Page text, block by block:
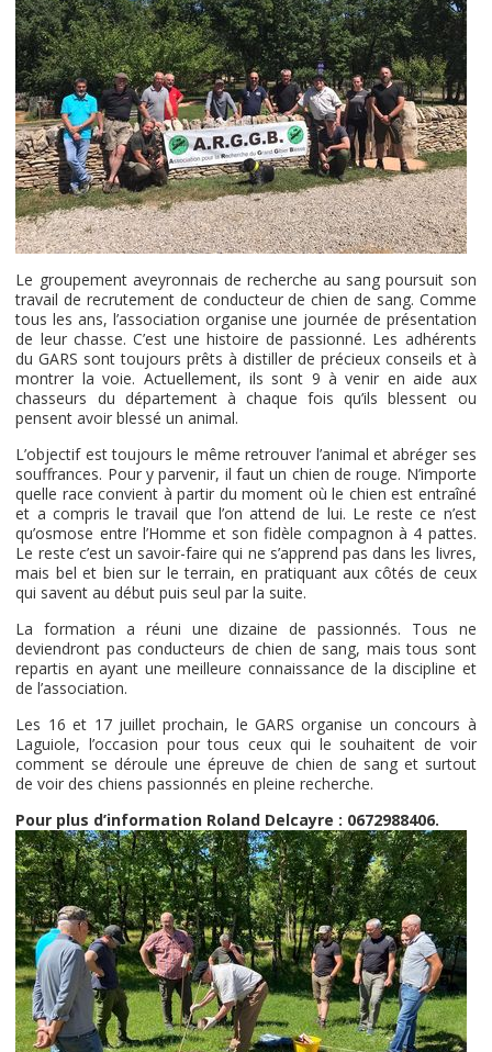
Le groupement aveyronnais de recherche au sang poursuit son
travail de recrutement de conducteur de chien de sang. Comme
tous les ans, l’association organise une journée de présentation
de leur chasse. C’est une histoire de passionné. Les adhérents
du GARS sont toujours prêts à distiller de précieux conseils et à
montrer la voie. Actuellement, ils sont 9 à venir en aide aux
chasseurs du département à chaque fois qu’ils blessent ou
pensent avoir blessé un animal.
L’objectif est toujours le même retrouver l’animal et abréger ses
souffrances. Pour y parvenir, il faut un chien de rouge. N’importe
quelle race convient à partir du moment où le chien est entraîné
et a compris le travail que l’on attend de lui. Le reste ce n’est
qu’osmose entre l’Homme et son fidèle compagnon à 4 pattes.
Le reste c’est un savoir-faire qui ne s’apprend pas dans les livres,
mais bel et bien sur le terrain, en pratiquant aux côtés de ceux
qui savent au début puis seul par la suite.
La formation a réuni une dizaine de passionnés. Tous ne
deviendront pas conducteurs de chien de sang, mais tous sont
repartis en ayant une meilleure connaissance de la discipline et
de l’association.
Les 16 et 17 juillet prochain, le GARS organise un concours à
Laguiole, l’occasion pour tous ceux qui le souhaitent de voir
comment se déroule une épreuve de chien de sang et surtout
de voir des chiens passionnés en pleine recherche.
Pour plus d’information Roland Delcayre : 0672988406.